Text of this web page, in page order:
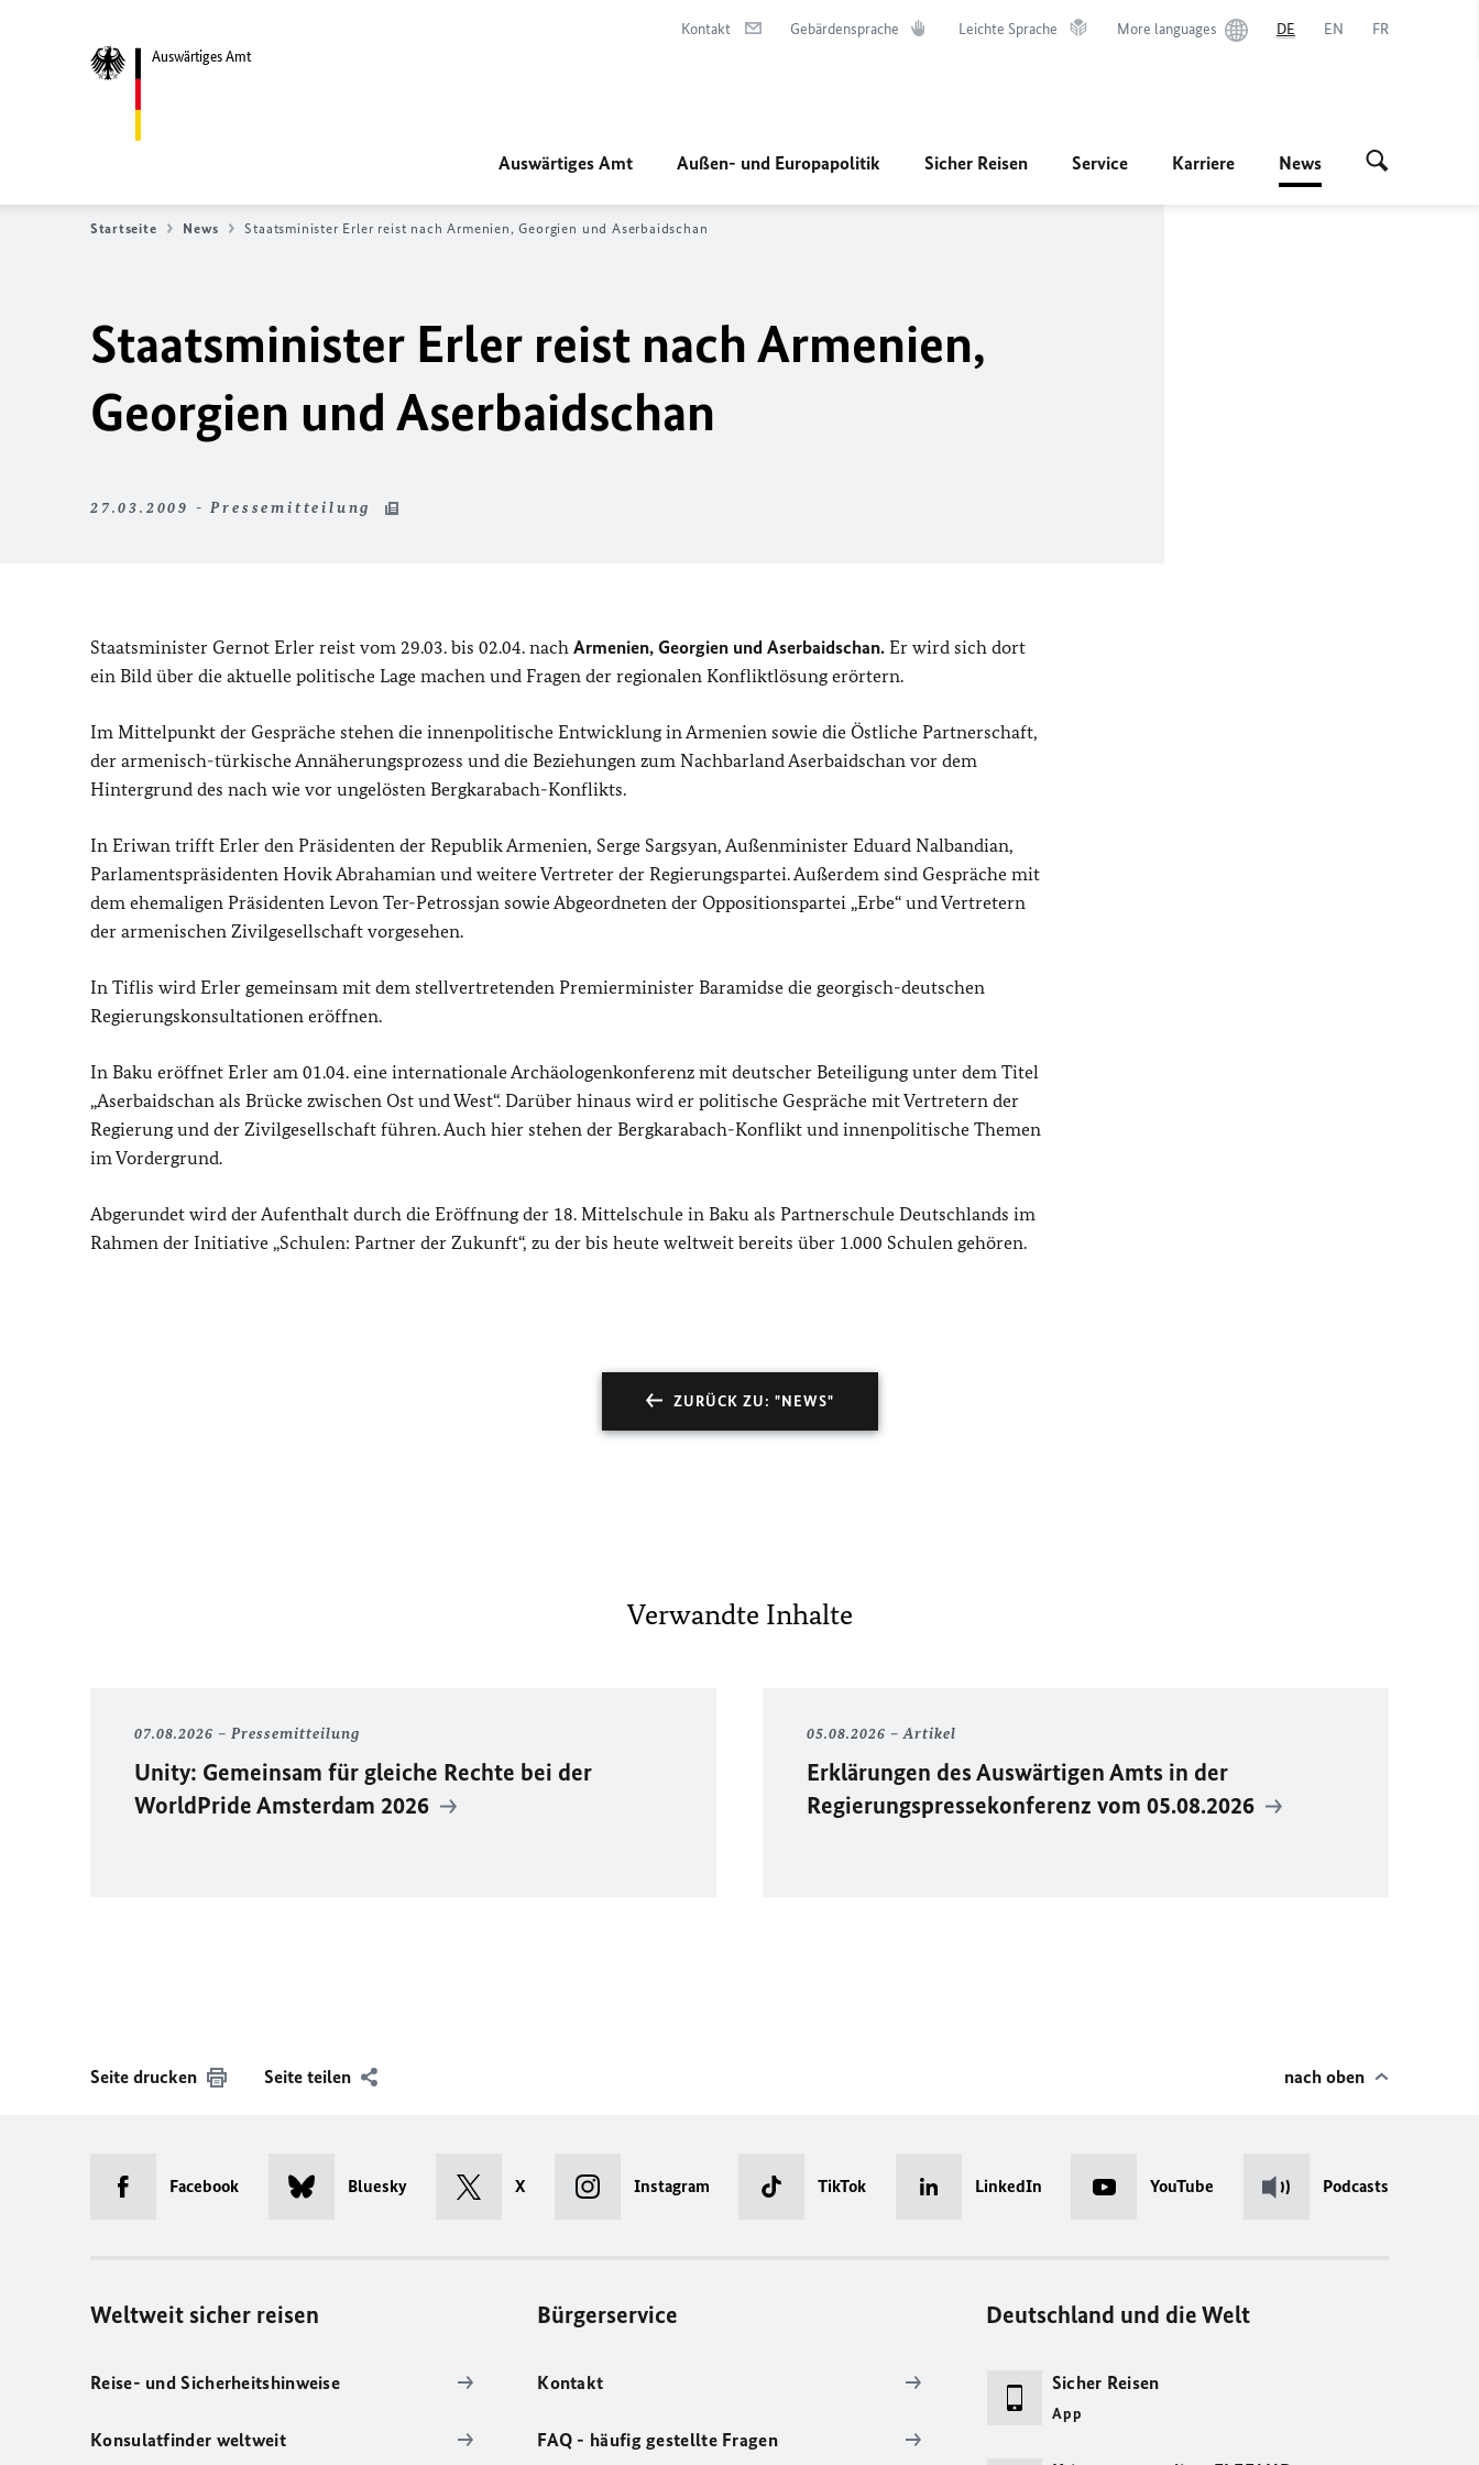
Auswärtiges Amt
Kontakt Gebärdensprache Leichte Sprache More languages DE EN FR
Auswärtiges Amt Außen- und Europapolitik Sicher Reisen Service Karriere News
Startseite News Staatsminister Erler reist nach Armenien, Georgien und Aserbaidschan
Staatsminister Erler reist nach Armenien,
Georgien und Aserbaidschan
27.03.2009 - Pressemitteilung
Staatsminister Gernot Erler reist vom 29.03. bis 02.04. nach Armenien, Georgien und Aserbaidschan. Er wird sich dort
ein Bild über die aktuelle politische Lage machen und Fragen der regionalen Konfliktlösung erörtern.
Im Mittelpunkt der Gespräche stehen die innenpolitische Entwicklung in Armenien sowie die Östliche Partnerschaft,
der armenisch-türkische Annäherungsprozess und die Beziehungen zum Nachbarland Aserbaidschan vor dem
Hintergrund des nach wie vor ungelösten Bergkarabach-Konflikts.
In Eriwan trifft Erler den Präsidenten der Republik Armenien, Serge Sargsyan, Außenminister Eduard Nalbandian,
Parlamentspräsidenten Hovik Abrahamian und weitere Vertreter der Regierungspartei. Außerdem sind Gespräche mit
dem ehemaligen Präsidenten Levon Ter-Petrossjan sowie Abgeordneten der Oppositionspartei „Erbe“ und Vertretern
der armenischen Zivilgesellschaft vorgesehen.
In Tiflis wird Erler gemeinsam mit dem stellvertretenden Premierminister Baramidse die georgisch-deutschen
Regierungskonsultationen eröffnen.
In Baku eröffnet Erler am 01.04. eine internationale Archäologenkonferenz mit deutscher Beteiligung unter dem Titel
„Aserbaidschan als Brücke zwischen Ost und West“. Darüber hinaus wird er politische Gespräche mit Vertretern der
Regierung und der Zivilgesellschaft führen. Auch hier stehen der Bergkarabach-Konflikt und innenpolitische Themen
im Vordergrund.
Abgerundet wird der Aufenthalt durch die Eröffnung der 18. Mittelschule in Baku als Partnerschule Deutschlands im
Rahmen der Initiative „Schulen: Partner der Zukunft“, zu der bis heute weltweit bereits über 1.000 Schulen gehören.
ZURÜCK ZU: "NEWS"
Verwandte Inhalte
07.08.2026 Pressemitteilung
Unity: Gemeinsam für gleiche Rechte bei der
WorldPrideAmsterdam 2026
05.08.2026 Artikel
Erklärungen des Auswärtigen Amts in der
Regierungspressekonferenz vom 05.08.2026
Seite drucken Seite teilen nach oben
Facebook Bluesky X Instagram TikTok LinkedIn YouTube Podcasts
Weltweit sicher reisen
Reise- und Sicherheitshinweise
Konsulatfinder weltweit
Bürgerservice
Kontakt
FAQ - häufig gestellte Fragen
Deutschland und die Welt
Sicher Reisen
App